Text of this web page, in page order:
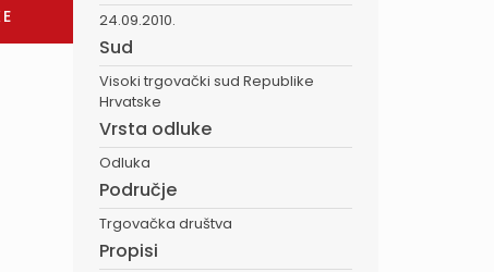
24.09.2010.
Sud
Visoki trgovački sud Republike
Hrvatske
Vrsta odluke
Odluka
Područje
Trgovačka društva
Propisi